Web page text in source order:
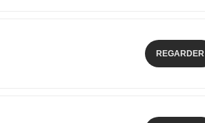
REGARDER